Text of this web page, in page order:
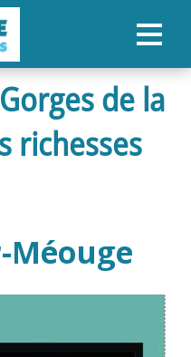
de la
richesses